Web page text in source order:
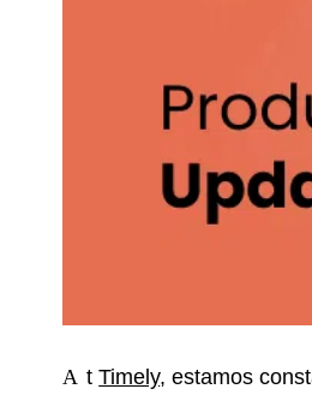
AtTimely, estamos